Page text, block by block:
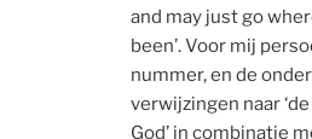
and may just go
been’. Voor mij
nummer, en de
verwijzingen naar
God’ in combinatie